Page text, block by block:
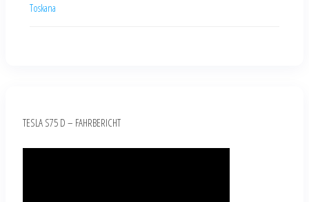
Toskana
TESLA S75 D – FAHRBERICHT